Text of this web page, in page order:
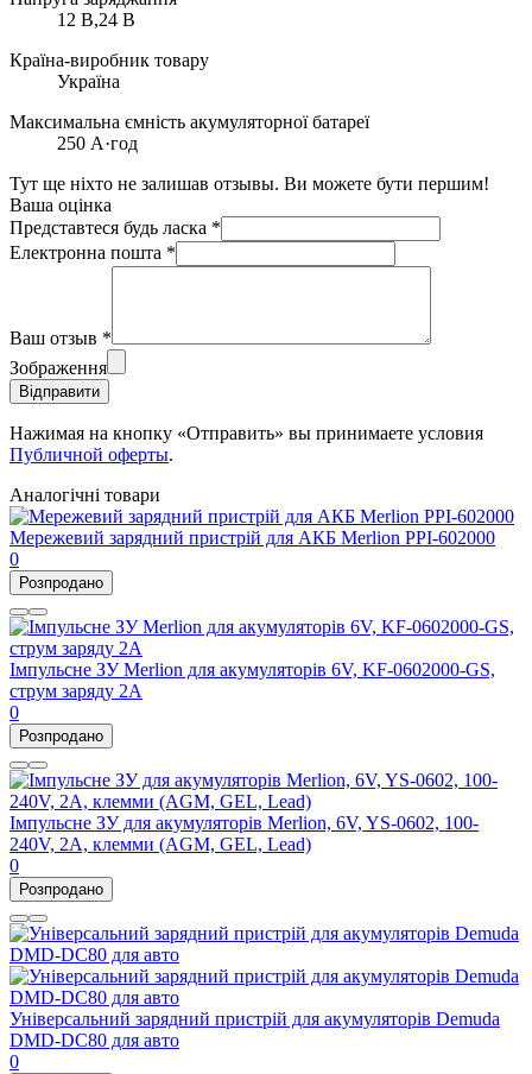
12 В,24 В
Країна-виробник товару
Україна
Максимальна ємність акумуляторної батареї
250 А·год
Тут ще ніхто не залишав отзывы. Ви можете бути першим!
Ваша оцінка
Представтеся будь ласка *
Електронна пошта *
Ваш отзыв *
Зображення
Відправити
Нажимая на кнопку «Отправить» вы принимаете условия
Публичной оферты.
Аналогічні товари
Мережевий зарядний пристрій для АКБ Merlion PPI-602000
0
Розпродано
Імпульсне ЗУ Merlion для акумуляторів 6V, KF-0602000-GS,
струм заряду 2А
0
Розпродано
Імпульсне ЗУ для акумуляторів Merlion, 6V, YS-0602, 100-
240V, 2A, клемми (AGM, GEL, Lead)
0
Розпродано
Універсальний зарядний пристрій для акумуляторів Demuda
DMD-DC80 для авто
0